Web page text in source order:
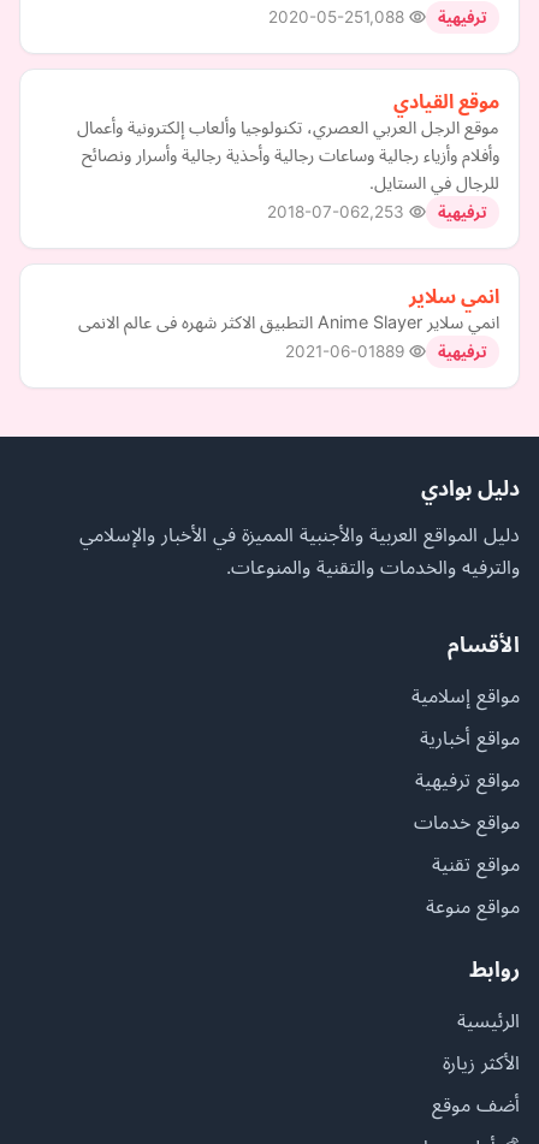
ترفيهية 2020-05-25
موقع القيادي
موقع الرجل العربي العصري، تكنولوجيا وألعاب إلكترونية وأعمال
وأفلام وأزياء رجالية وساعات رجالية وأحذية رجالية وأسرار ونصائح
للرجال في الستايل.
ترفيهية 2018-07-06
انمي سلاير
انمي سلاير Anime Slayer التطبيق الاكثر شهره فى عالم الانمى
ترفيهية 2021-06-01
دليل بوادي
دليل المواقع العربية والأجنبية المميزة في الأخبار والإسلامي
والترفيه والخدمات والتقنية والمنوعات.
الأقسام
مواقع إسلامية
مواقع أخبارية
مواقع ترفيهية
مواقع خدمات
مواقع تقنية
مواقع منوعة
روابط
الرئيسية
الأكثر زيارة
أضف موقع